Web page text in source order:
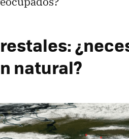
natural?